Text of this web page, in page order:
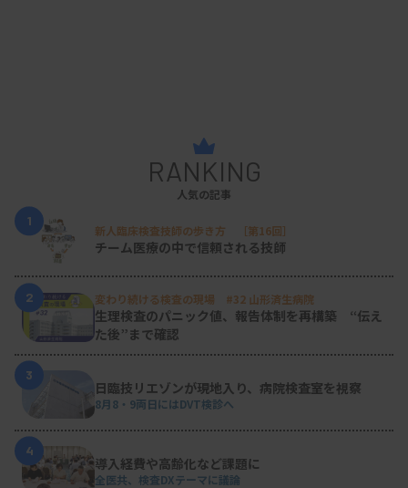
県立医科大学附属病院でも、検体、生理の各検査室
の整備・拡大に取り組む。
福島県立医科大学附属病院（福島市）検査部長補
佐・検査技師長。62歳。福島県臨床検査技師会所
属。
RANKING
人気の記事
1
新人臨床検査技師の歩き方 ［第16回］
チーム医療の中で信頼される技師
2 変わり続ける検査の現場 #32 山形済生病院
生理検査のパニック値、報告体制を再構築 “伝え
た後”まで確認
3
日臨技リエゾンが現地入り、病院検査室を視察
8月8・9両日にはDVT検診へ
4
導入経費や高齢化など課題に
全医共、検査DXテーマに議論